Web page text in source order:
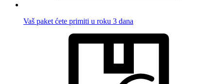
Vaš paket ćete primiti u roku 3 dana